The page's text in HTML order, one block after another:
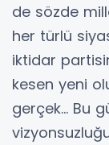
de sözde
her türlü
iktidar
kesen yeni
gerçek… Bu